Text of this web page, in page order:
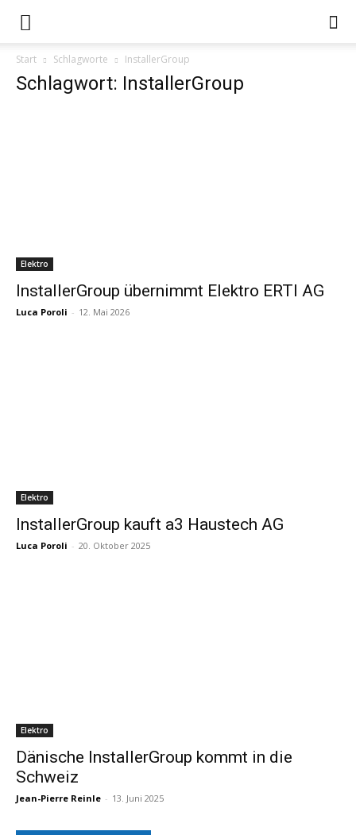
Start Schlagworte InstallerGroup
Schlagwort: InstallerGroup
Elektro
InstallerGroup übernimmt Elektro ERTI AG
Luca Poroli - 12. Mai 2026
Elektro
InstallerGroup kauft a3 Haustech AG
Luca Poroli - 20. Oktober 2025
Elektro
Dänische InstallerGroup kommt in die
Schweiz
Jean-Pierre Reinle - 13. Juni 2025